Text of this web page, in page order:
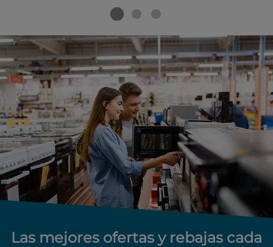
Las mejores ofertas y rebajas cada